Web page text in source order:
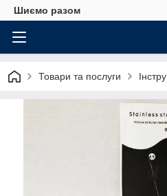
Шиємо разом
Товари та послуги